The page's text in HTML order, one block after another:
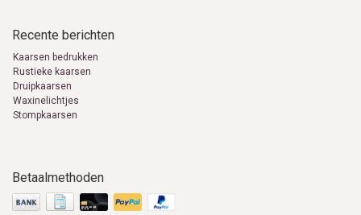
Recente berichten
Kaarsen bedrukken
Rustieke kaarsen
Druipkaarsen
Waxinelichtjes
Stompkaarsen
Betaalmethoden